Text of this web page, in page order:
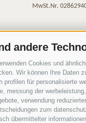
andere
Cookies und
Wir können Ihre Daten
für personalisierte
messung der
verwendung
zum
übermittelter
MwSt.Nr.